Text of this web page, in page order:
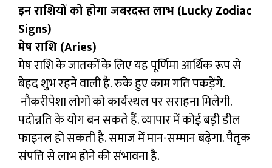
इन राशियों को होगा जबरदस्त लाभ (Lucky Zodiac
Signs)
मेष राशि (Aries)
मेष राशि के जातकों के लिए यह पूर्णिमा आर्थिक रूप से
बेहद शुभ रहने वाली है. रुके हुए काम गति पकड़ेंगे.
नौकरीपेशा लोगों को कार्यस्थल पर सराहना मिलेगी.
पदोन्नति के योग बन सकते हैं. व्यापार में कोई बड़ी डील
फाइनल हो सकती है. समाज में मान-सम्मान बढ़ेगा. पैतृक
संपत्ति से लाभ होने की संभावना है.